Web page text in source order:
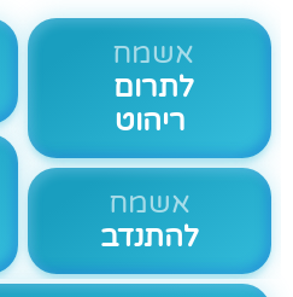
אשמח
לתרום
ריהוט
אשמח
להתנדב